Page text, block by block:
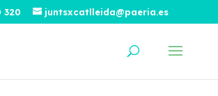
320 juntsxcatlleida@paeria.es